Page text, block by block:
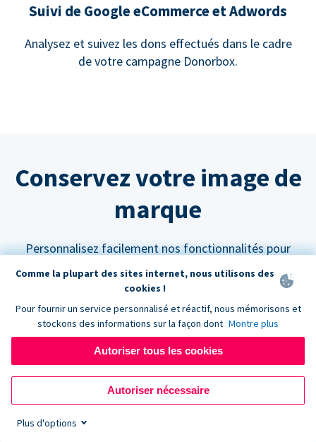
Suivi de Google eCommerce et Adwords
Analysez et suivez les dons effectués dans le cadre
de votre campagne Donorbox.
Conservez votre image de
marque
Personnalisez facilement nos fonctionnalités pour
qu'elles s'intègrent parfaitement à votre site web.
Personnalisez vos couleurs
Les formulaires de don Donorbox peuvent être
paramétrés pour s'adapter à n'importe quelle palette
de couleurs afin de s'harmoniser avec l'aspect et la
Comme la plupart des sites internet, nous utilisons des
cookies !
Pour fournir un service personnalisé et réactif, nous mémorisons et
stockons des informations sur la façon dont Montre plus
Autoriser tous les cookies
Autoriser nécessaire
Plus d'options